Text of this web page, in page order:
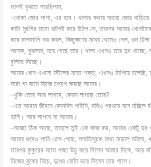
ভালই বুঝতে পারছিলাম,
-খোকা জোর লাগা, ওর হবে। খালার কথায় আরো জোর বাড়িয়ে
কাটা মুরগির মতো ঝটপট করে উঠল সে, তারপর আমার
করে দাপাদাপি শুর করল, কিছুক্ষণের মধ্যে থেমেও গেল, গুদ
অনেক, বুঝলাম, হয়ে গেছে তার। খালা এখনও তার দুধ খাচ্ছে,
বুলিয়ে দিচ্ছে।
আমার ধোন এখনো স্টিলের মতো শক্ত, এখনও ঠাপিয়ে
সারা গা ঘামে ভিজে চপচপ করছে আমার।
-খুকি তোর আর লাগবে, কেমন লাগছে তোর?
-এত আরাম জীবনে কোনদিন পাইনি, যদিও প্রথমে মনে হচ্ছিল
হাসি। আর লাগবে না আমার।
-আচ্ছা ঠিক আছে, তাহলে তুই এক কাজ কর, আমার একটু দুধ
আমার গুদেও পানি এসে গেছে, সম্মতিসূচক মাথা নাড়াল মহিলা,
তারপর কুকুরের মতো পাছা উচু করে দিলেন আমার দিকে, আর
নিজের বুকের নিচে, দুধের বোটা ভরে দিলেন তার গালে।